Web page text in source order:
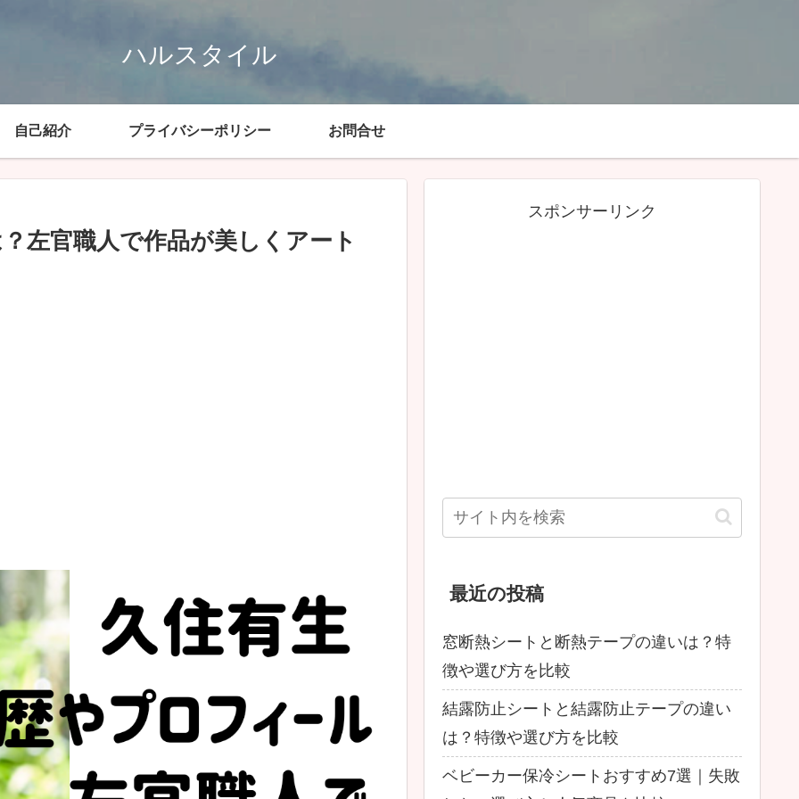
ハルスタイル
自己紹介 プライバシーポリシー お問合せ
左官職人で作品が美しくアート
スポンサーリンク
最近の投稿
窓断熱シートと断熱テープの違いは？特
徴や選び方を比較
結露防止シートと結露防止テープの違い
は？特徴や選び方を比較
ベビーカー保冷シートおすすめ7選｜失敗